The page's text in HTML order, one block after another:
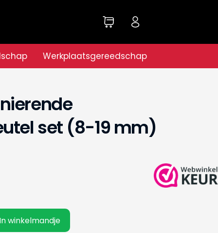
Werkplaatsgereedschap
set (8-19 mm)
winkelmandje